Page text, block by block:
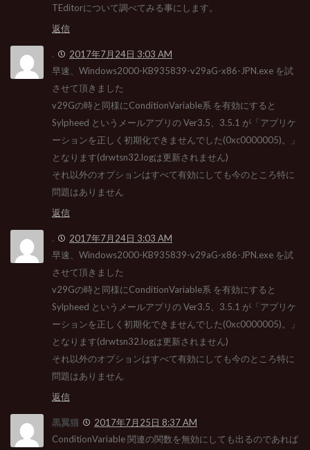
TEditorについて調べてみる事にします。
返信
.
2017年7月24日 3:03 AM
早速、Windows2000-KB935839-v29aG-x86-JPN.exe を試
させて頂きました
v29Gの時と同様にConditionVariable系 を有効にすると
Sylpheed というメールアプリの Ver3.5、3.5.1 が「アプリケ
ーションを正しく初期化できませんでした(0xc0000005)。」
となります(drwtsn32.logは更新されません)
それ以外のオプションはすべて有効にしても今のところ特に
問題はありません
返信
.
2017年7月24日 3:03 AM
早速、Windows2000-KB935839-v29aG-x86-JPN.exe を試
させて頂きました
v29Gの時と同様にConditionVariable系 を有効にすると
Sylpheed というメールアプリの Ver3.5、3.5.1 が「アプリケ
ーションを正しく初期化できませんでした(0xc0000005)。」
となります(drwtsn32.logは更新されません)
それ以外のオプションはすべて有効にしても今のところ特に
問題はありません
返信
黒翼猫
2017年7月25日 8:37 AM
ConditionVariable 関連の関数を無効にしても出るのであれば